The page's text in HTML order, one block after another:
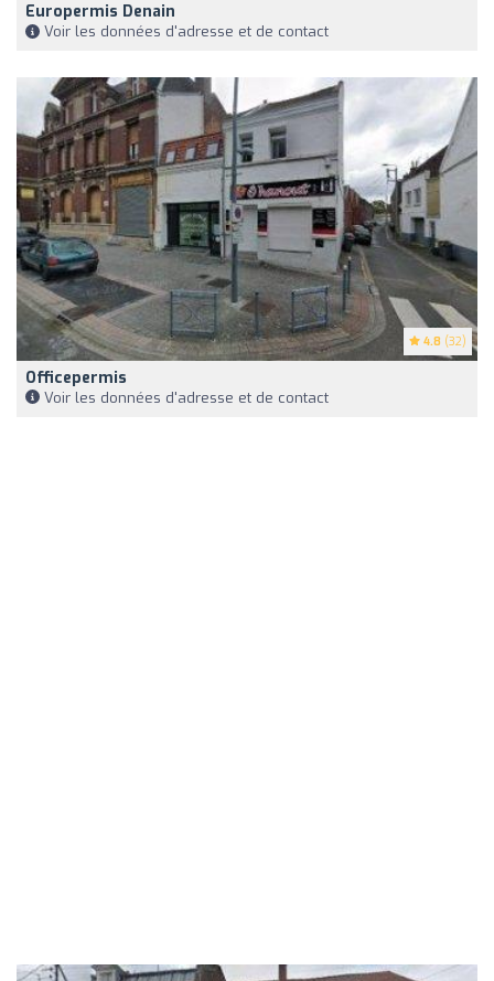
Europermis Denain
Voir les données d'adresse et de contact
4.8 (32)
Officepermis
Voir les données d'adresse et de contact